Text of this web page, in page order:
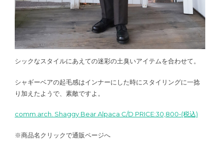
シックなスタイルにあえての迷彩の土臭いアイテムを合わせて。
シャギーベアの起毛感はインナーにした時にスタイリングに一捻
り加えたようで、素敵ですよ。
comm.arch. Shaggy Bear Alpaca C/D PRICE:30,800-(税込)
※商品名クリックで通販ページへ